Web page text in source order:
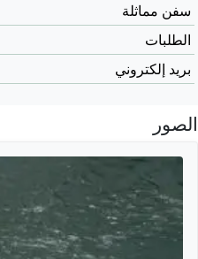
سفن مماثلة
الطلبات
بريد إلكتروني
الصور